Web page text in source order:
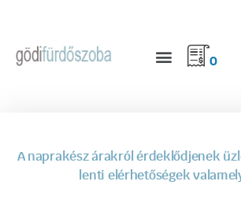
0
A naprakész árakról érdeklődjenek
lenti elérhetőségek